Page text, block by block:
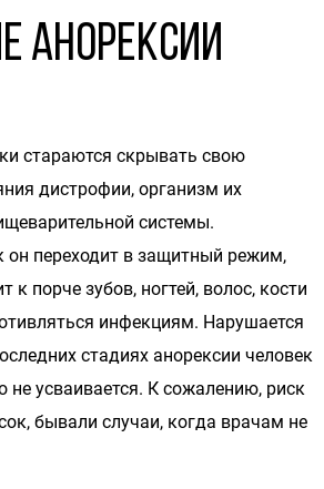
анорексии
стараются скрывать свою
дистрофии, организм их
системы.
он переходит в защитный режим,
порче зубов, ногтей, волос, кости
инфекциям. Нарушается
стадиях анорексии человек
усваивается. К сожалению, риск
бывали случаи, когда врачам не